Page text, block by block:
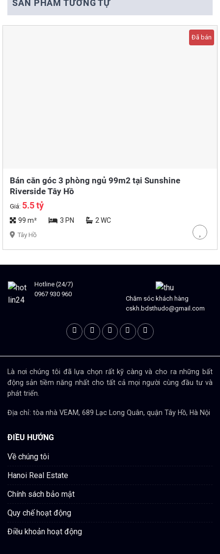
SẢN PHẨM TƯƠNG TỰ
Đã bán
Bán căn góc 3 phòng ngủ 99m2 tại Sunshine
Riverside Tây Hồ
Giá: 5.5 tỷ
99 m² 3 PN
2 WC
Tây Hồ
Hotline (24/7)
0967 930 960
Chăm sóc khách hàng
cskh.bdsthudo@gmail.com
Là nơi chúng tôi đã lựa chọn rất kỹ càng và cho ra những bất
động sản tiềm năng nhất cho tất cả mọi người cùng đầu tư và
phát triển.
Địa chỉ: tòa nhà VEAM, 689 Lạc Long Quân, quận Tây Hồ, Hà Nội
ĐIỀU HƯỚNG
Về chúng tôi
Hanoi Real Estate
Chính sách bảo mật
Quy chế hoạt động
Điều khoản hoạt động